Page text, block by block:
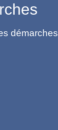
démarches